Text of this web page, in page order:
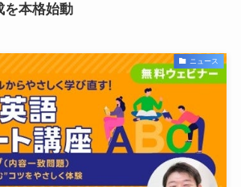
を本格始動
ニュース